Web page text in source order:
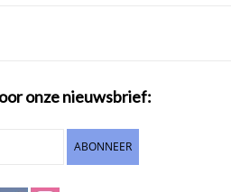
onze nieuwsbrief:
ABONNEER